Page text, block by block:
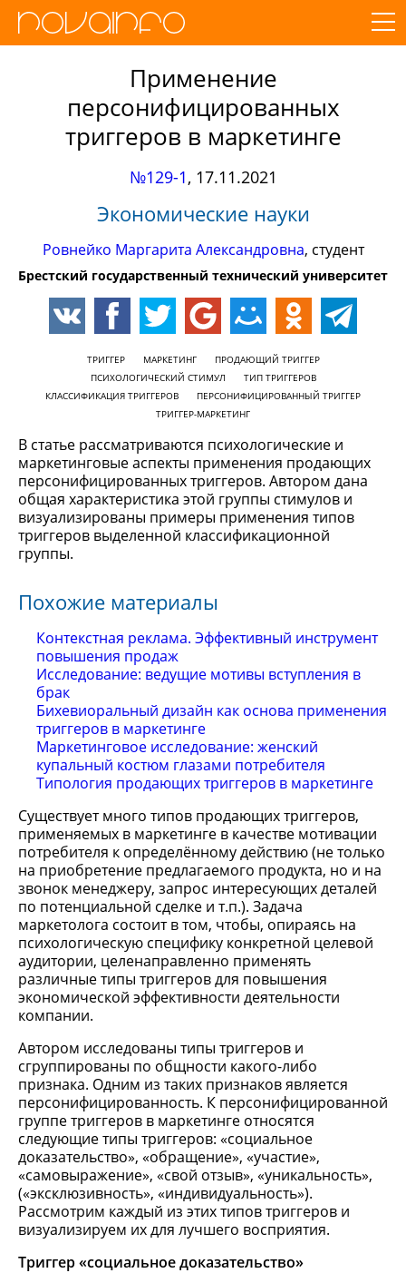
Применение
персонифицированных
триггеров в маркетинге
№129-1, 17.11.2021
Экономические науки
Ровнейко Маргарита Александровна, студент
Брестский государственный технический университет
ТРИГГЕР МАРКЕТИНГ
ПРОДАЮЩИЙ ТРИГГЕР
ПСИХОЛОГИЧЕСКИЙ СТИМУЛ
ТИП ТРИГГЕРОВ
КЛАССИФИКАЦИЯ ТРИГГЕРОВ
ПЕРСОНИФИЦИРОВАННЫЙ ТРИГГЕР
ТРИГГЕР-МАРКЕТИНГ
В статье рассматриваются психологические и
маркетинговые аспекты применения продающих
персонифицированных триггеров. Автором дана
общая характеристика этой группы стимулов и
визуализированы примеры применения типов
триггеров выделенной классификационной
группы.
Похожие материалы
Контекстная реклама. Эффективный инструмент
повышения продаж
Исследование: ведущие мотивы вступления в
брак
Бихевиоральный дизайн как основа применения
триггеров в маркетинге
Маркетинговое исследование: женский
купальный костюм глазами потребителя
Типология продающих триггеров в маркетинге
Существует много типов продающих триггеров,
применяемых в маркетинге в качестве мотивации
потребителя к определённому действию (не только
на приобретение предлагаемого продукта, но и на
звонок менеджеру, запрос интересующих деталей
по потенциальной сделке и т.п.). Задача
маркетолога состоит в том, чтобы, опираясь на
психологическую специфику конкретной целевой
аудитории, целенаправленно применять
различные типы триггеров для повышения
экономической эффективности деятельности
компании.
Автором исследованы типы триггеров и
сгруппированы по общности какого-либо
признака. Одним из таких признаков является
персонифицированность. К персонифицированной
группе триггеров в маркетинге относятся
следующие типы триггеров: «социальное
доказательство», «обращение», «участие»,
«самовыражение», «свой отзыв», «уникальность»,
(«эксклюзивность», «индивидуальность»).
Рассмотрим каждый из этих типов триггеров и
визуализируем их для лучшего восприятия.
Триггер «социальное доказательство»